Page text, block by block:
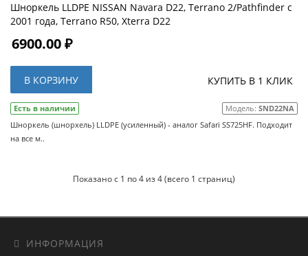
Шноркель LLDPE NISSAN Navara D22, Terrano 2/Pathfinder с
2001 года, Terrano R50, Xterra D22
6900.00 ₽
В КОРЗИНУ КУПИТЬ В 1 КЛИК
Есть в наличии Модель: SND22NA
Шноркель (шнорхель) LLDPE (усиленный) - аналог Safari SS725HF. Подходит
на все м..
Показано с 1 по 4 из 4 (всего 1 страниц)
ИНФОРМАЦИЯ